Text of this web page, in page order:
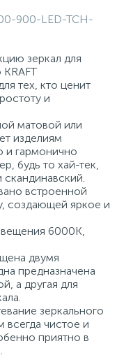
900-LED-TCH-
зеркал для
тех, кто ценит
и
матовой или
изделиям
и гармонично
будь то хай-тек,
встроенной
создающей яркое и
6000K,
двумя
предназначена
а другая для
зеркального
всегда чистое и
приятно в